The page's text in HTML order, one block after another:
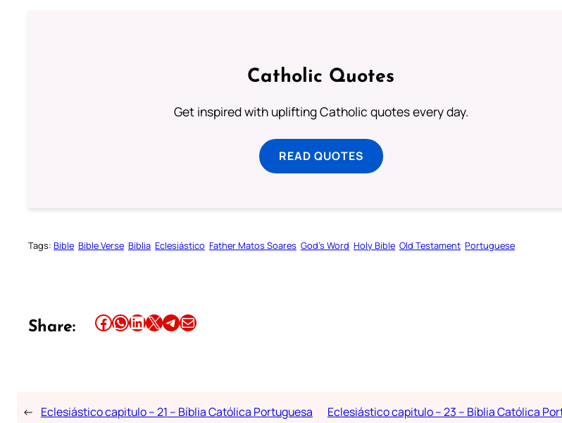
Catholic Quotes
Get inspired with uplifting Catholic quotes every day.
READ QUOTES
Tags: Bible Bible Verse Biblia Eclesiástico Father Matos Soares God’s Word Holy Bible Old Testament Portuguese
Share: Share this article on Facebook Share this article on WhatsApp Share this article on LinkedIn Share this article on X Share this article on TelegramEmail this Article
← Eclesiástico capitulo – 21 – Bíblia Católica Portuguesa Eclesiástico capitulo – 23 – Bíblia Católica